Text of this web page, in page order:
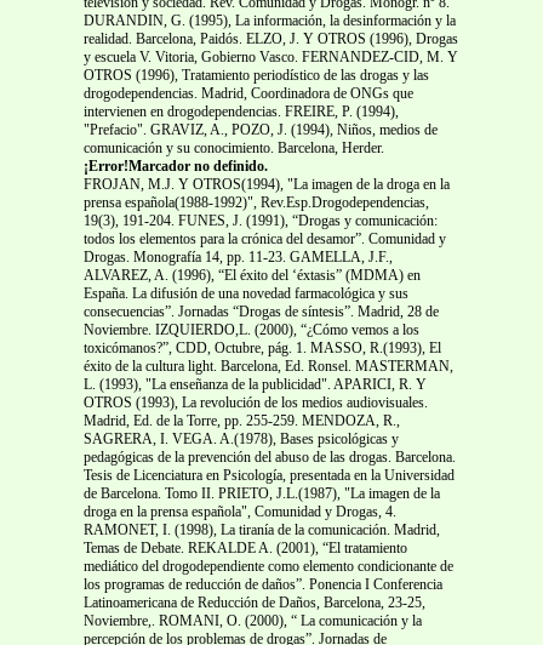
DURANDIN, G. (1995), La información, la desinformación y la
realidad. Barcelona, Paidós. ELZO, J. Y OTROS (1996), Drogas
y escuela V. Vitoria, Gobierno Vasco. FERNANDEZ-CID, M. Y
OTROS (1996), Tratamiento periodístico de las drogas y las
drogodependencias. Madrid, Coordinadora de ONGs que
intervienen en drogodependencias. FREIRE, P. (1994),
"Prefacio". GRAVIZ, A., POZO, J. (1994), Niños, medios de
comunicación y su conocimiento. Barcelona, Herder.
¡Error!Marcador no definido.
FROJAN, M.J. Y OTROS(1994), "La imagen de la droga en la
prensa española(1988-1992)", Rev.Esp.Drogodependencias,
19(3), 191-204. FUNES, J. (1991), “Drogas y comunicación:
todos los elementos para la crónica del desamor”. Comunidad y
Drogas. Monografía 14, pp. 11-23. GAMELLA, J.F.,
ALVAREZ, A. (1996), “El éxito del ‘éxtasis” (MDMA) en
España. La difusión de una novedad farmacológica y sus
consecuencias”. Jornadas “Drogas de síntesis”. Madrid, 28 de
Noviembre. IZQUIERDO,L. (2000), “¿Cómo vemos a los
toxicómanos?”, CDD, Octubre, pág. 1. MASSO, R.(1993), El
éxito de la cultura light. Barcelona, Ed. Ronsel. MASTERMAN,
L. (1993), "La enseñanza de la publicidad". APARICI, R. Y
OTROS (1993), La revolución de los medios audiovisuales.
Madrid, Ed. de la Torre, pp. 255-259. MENDOZA, R.,
SAGRERA, I. VEGA. A.(1978), Bases psicológicas y
pedagógicas de la prevención del abuso de las drogas. Barcelona.
Tesis de Licenciatura en Psicología, presentada en la Universidad
de Barcelona. Tomo II. PRIETO, J.L.(1987), "La imagen de la
droga en la prensa española", Comunidad y Drogas, 4.
RAMONET, I. (1998), La tiranía de la comunicación. Madrid,
Temas de Debate. REKALDE A. (2001), “El tratamiento
mediático del drogodependiente como elemento condicionante de
los programas de reducción de daños”. Ponencia I Conferencia
Latinoamericana de Reducción de Daños, Barcelona, 23-25,
Noviembre,. ROMANI, O. (2000), “ La comunicación y la
percepción de los problemas de drogas”. Jornadas de